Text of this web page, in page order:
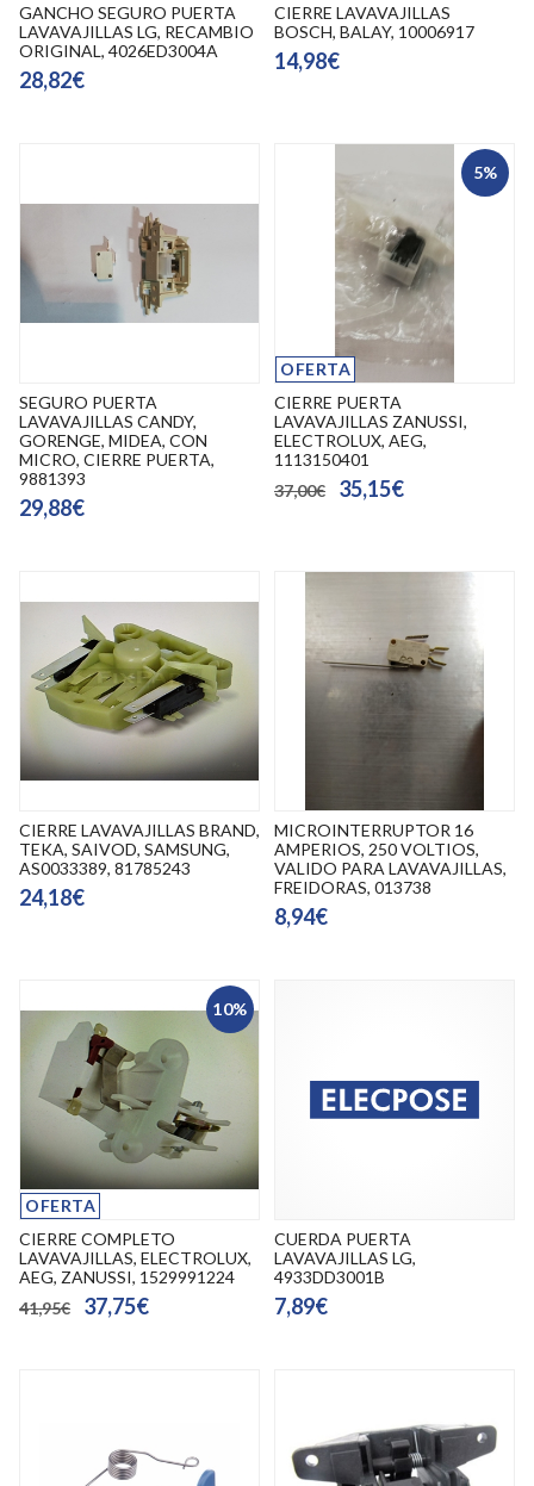
GANCHO SEGURO PUERTA
LAVAVAJILLAS LG, RECAMBIO
ORIGINAL, 4026ED3004A
28,82€
CIERRE LAVAVAJILLAS
BOSCH, BALAY, 10006917
14,98€
SEGURO PUERTA
LAVAVAJILLAS CANDY,
GORENGE, MIDEA, CON
MICRO, CIERRE PUERTA,
9881393
29,88€
5%
OFERTA
CIERRE PUERTA
LAVAVAJILLAS ZANUSSI,
ELECTROLUX, AEG,
1113150401
37,00€
35,15€
CIERRE LAVAVAJILLAS BRAND,
TEKA, SAIVOD, SAMSUNG,
AS0033389, 81785243
24,18€
MICROINTERRUPTOR 16
AMPERIOS, 250 VOLTIOS,
VALIDO PARA LAVAVAJILLAS,
FREIDORAS, 013738
8,94€
10%
OFERTA
CIERRE COMPLETO
LAVAVAJILLAS, ELECTROLUX,
AEG, ZANUSSI, 1529991224
41,95€
37,75€
CUERDA PUERTA
LAVAVAJILLAS LG,
4933DD3001B
7,89€